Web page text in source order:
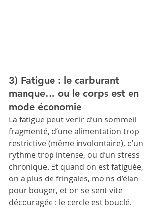
3) Fatigue : le carburant
manque… ou le corps est en
mode économie
La fatigue peut venir d’un sommeil
fragmenté, d’une alimentation trop
restrictive (même involontaire), d’un
rythme trop intense, ou d’un stress
chronique. Et quand on est fatiguée,
on a plus de fringales, moins d’élan
pour bouger, et on se sent vite
découragée : le cercle est bouclé.